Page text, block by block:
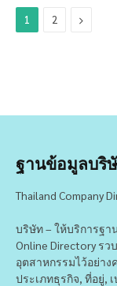
1 2 Next
ฐานข้อมูลบริ
Thailand Company
บริษัท – ให้บริการฐ
Online Directory ร
อุตสาหกรรมไว้อย่า
ประเภทธุรกิจ, ที่อยู่,